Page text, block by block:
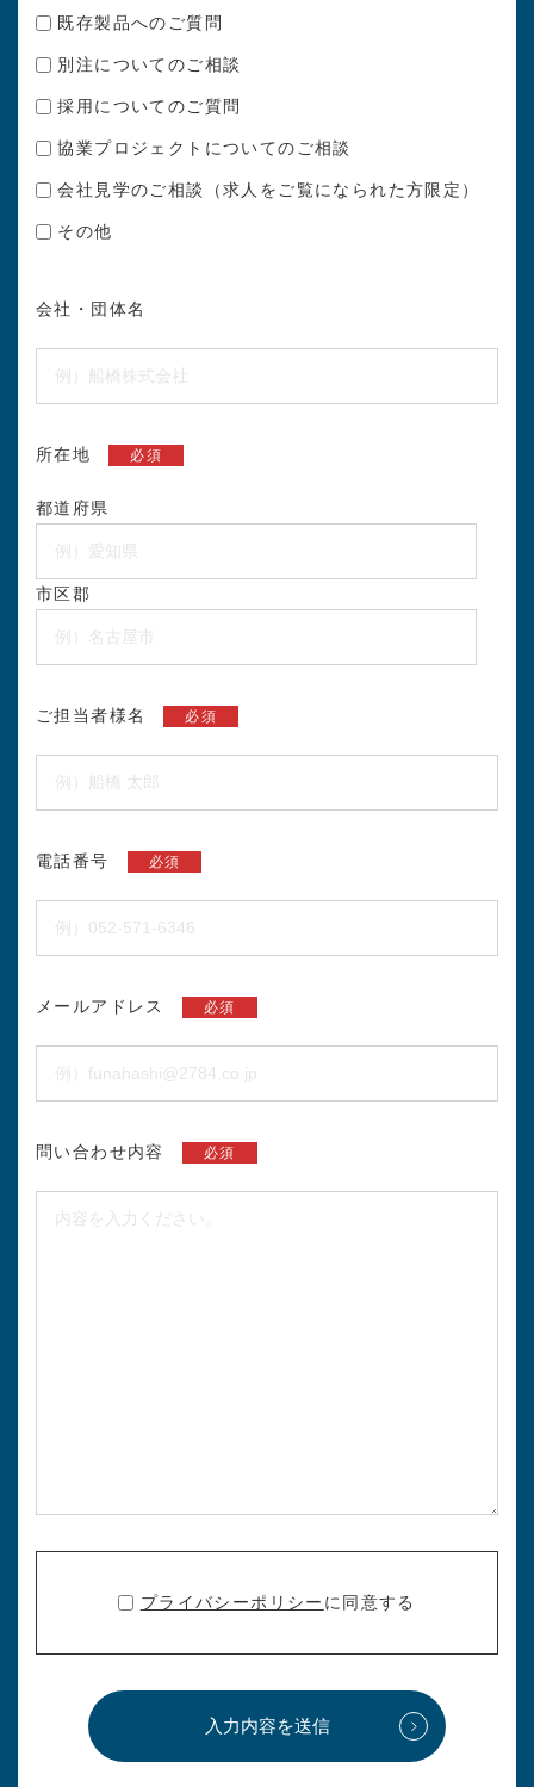
既存製品へのご質問
別注についてのご相談
採用についてのご質問
協業プロジェクトについてのご相談
会社見学のご相談（求人をご覧になられた方限定）
その他
会社・団体名
所在地 必須
都道府県
市区郡
ご担当者様名 必須
電話番号 必須
メールアドレス 必須
問い合わせ内容 必須
プライバシーポリシー に同意する
入力内容を送信